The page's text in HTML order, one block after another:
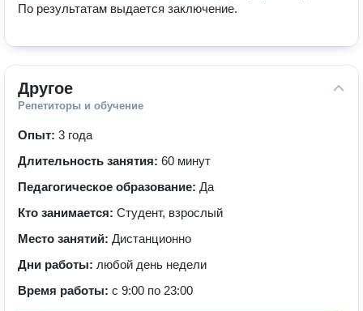
По результатам выдается заключение.
Другое
Репетиторы и обучение
Опыт: 3 года
Длительность занятия: 60 минут
Педагогическое образование: Да
Кто занимается: Студент, взрослый
Место занятий: Дистанционно
Дни работы: любой день недели
Время работы: с 9:00 по 23:00